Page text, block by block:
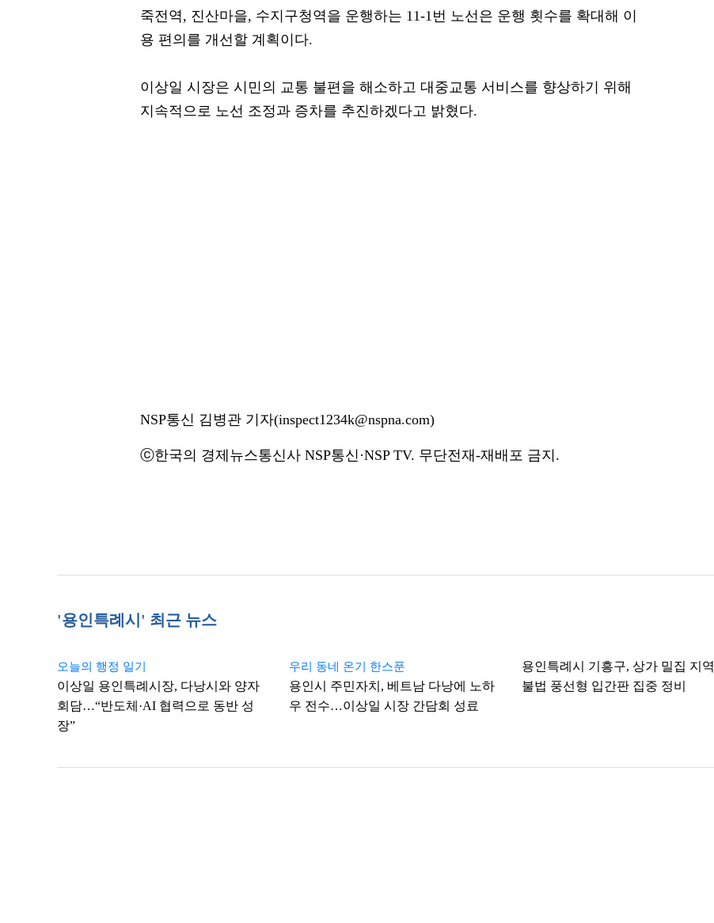
죽전역, 진산마을, 수지구청역을 운행하는 11-1번 노선은 운행 횟수를 확대해 이
용 편의를 개선할 계획이다.
이상일 시장은 시민의 교통 불편을 해소하고 대중교통 서비스를 향상하기 위해
지속적으로 노선 조정과 증차를 추진하겠다고 밝혔다.
NSP통신 김병관 기자(inspect1234k@nspna.com)
ⓒ한국의 경제뉴스통신사 NSP통신·NSP TV. 무단전재-재배포 금지.
'용인특례시' 최근 뉴스
오늘의 행정 일기
이상일 용인특례시장, 다낭시와 양자
회담…“반도체·AI 협력으로 동반 성
장”
우리 동네 온기 한스푼
용인시 주민자치, 베트남 다낭에 노하
우 전수…이상일 시장 간담회 성료
용인특례시 기흥구, 상가 밀집 지역
불법 풍선형 입간판 집중 정비